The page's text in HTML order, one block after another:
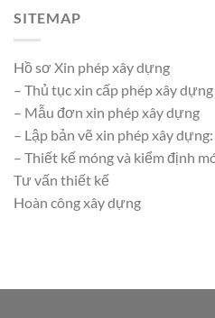
SITEMAP
Hồ sơ Xin phép xây dựng
– Thủ tục xin cấp phép xây dựng
– Mẫu đơn xin phép xây dựng
– Lập bản vẽ xin phép xây dựng:
– Thiết kế móng và kiểm định
Tư vấn thiết kế
Hoàn công xây dựng